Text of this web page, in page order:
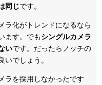
同じです。
ラ化がトレンドになるなら
ます。でもシングルカメラ
いです。だったらノッチの
でしょう。
ラを採用しなかったです